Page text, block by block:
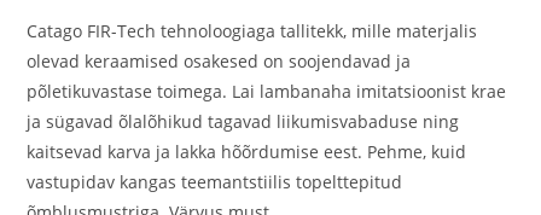
Catago FIR-Tech tehnoloogiaga tallitekk, mille materjalis
olevad keraamised osakesed on soojendavad ja
põletikuvastase toimega. Lai lambanaha imitatsioonist krae
ja sügavad õlalõhikud tagavad liikumisvabaduse ning
kaitsevad karva ja lakka hõõrdumise eest. Pehme, kuid
vastupidav kangas teemantstiilis topelttepitud